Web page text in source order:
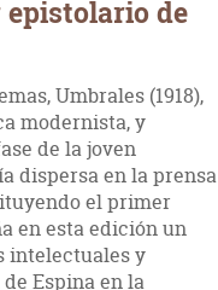
epistolario de
Umbrales (1918),
modernista, y
de la joven
dispersa en la prensa
el primer
en esta edición un
intelectuales y
Espina en la